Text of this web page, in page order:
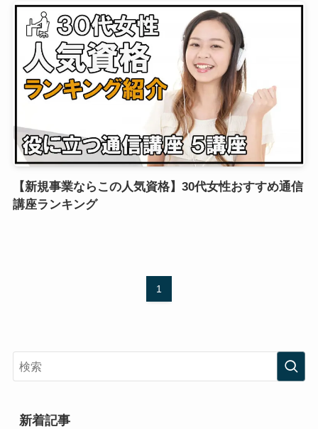
【新規事業ならこの人気資格】30代女性おすすめ通信
講座ランキング
1
新着記事